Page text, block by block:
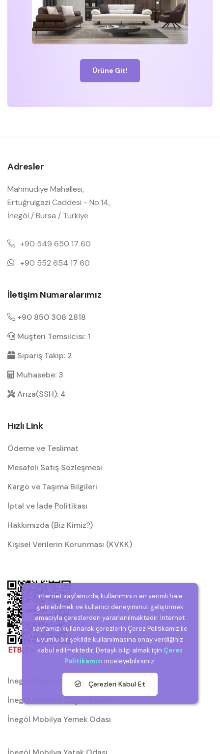
Ürüne Git!
Adresler
Mahmudiye Mahallesi,
Ertuğrulgazi Caddesi - No:14,
İnegöl / Bursa / Türkiye
+90 549 650 17 60
+90 552 654 17 60
İletişim Numaralarımız
+90 850 308 2818
Müşteri Temsilcisi: 1
Sipariş Takip: 2
Muhasebe: 3
Arıza(SSH): 4
Hızlı Link
Ödeme ve Teslimat
Mesafeli Satış Sözleşmesi
Kargo ve Taşıma Bilgileri
İptal ve İade Politikası
Hakkımızda (Biz Kimiz?)
Kişisel Verilerin Korunması (KVKK)
İnegöl Mobilya
İnegöl Mobilya Düğün Paketleri
İnegöl Mobilya Yemek Odası
İnternet sayfamızda, kullanımınızı en verimli hale
getirebilmek ve kullanıcı deneyiminizi geliştirmek
amacıyla çerezlerden yararlanılmaktadır. İnternet
sayfamızı kullanarak çerezlerin Çerez Politikamız ile
uyumlu bir şekilde kullanılmasına onay verdiğiniz
kabul edilmektedir. Detaylı bilgi almak için Çerez
Politikamızı inceleyebilirsiniz.
Çerezleri Kabul Et